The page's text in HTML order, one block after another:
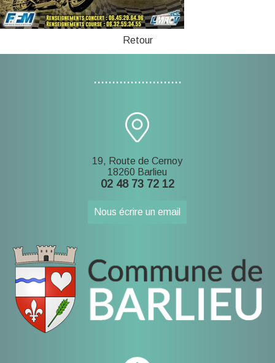
Retour
........................
19, Route de Cernoy
18260 Barlieu
02 48 73 72 12
Nous écrire un email